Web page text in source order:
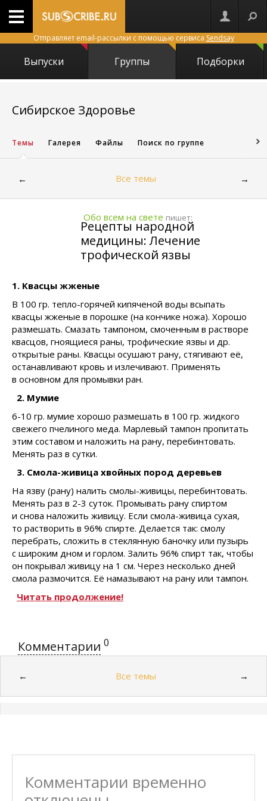
Отправляет email-рассылки с помощью сервиса Sendsay
Выпуски Группы Подборки
Сибирское Здоровье
Темы Галерея Файлы Поиск по группе
← Все темы →
Обо всем на свете пишет:
Рецепты народной
медицины: Лечение
трофической язвы
1. Квасцы жженые
В 100 гр. тепло-горячей кипяченой воды всыпать
квасцы жженые в порошке (на кончике ножа). Хорошо
размешать. Смазать тампоном, смоченным в растворе
квасцов, гноящиеся раны, трофические язвы и др.
открытые раны. Квасцы осушают рану, стягивают её,
останавливают кровь и излечивают. Применять
в основном для промывки ран.
2. Мумие
6-10 гр. мумие хорошо размешать в 100 гр. жидкого
свежего пчелиного меда. Марлевый тампон пропитать
этим составом и наложить на рану, перебинтовать.
Менять раз в сутки.
3. Смола-живица хвойных пород деревьев
На язву (рану) налить смолы-живицы, перебинтовать.
Менять раз в 2-3 суток. Промывать рану спиртом
и снова наложить живицу. Если смола-живица сухая,
то растворить в 96% спирте. Делается так: смолу
перебрать, сложить в стеклянную баночку или пузырь
с широким дном и горлом. Залить 96% спирт так, чтобы
он покрывал живицу на 1 см. Через несколько дней
смола размочится. Её намазывают на рану или тампон.
Читать продолжение!
Комментарии 0
← Все темы →
Комментарии временно